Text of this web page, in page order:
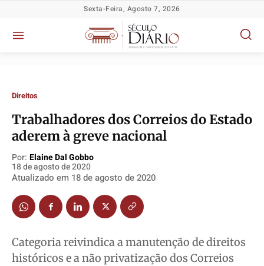
Política
Socioeconômicas
TV Século
Justiça
Segurança
Política
Socioeconômicas
TV Século
Justiça
Segurança
Política
Socioeconômicas
TV Século
Justiça
Segurança
Política
Socioeconômicas
TV Século
Justiça
Segurança
Sexta-Feira, Agosto 7, 2026
Direitos
Trabalhadores dos Correios do Estado
aderem à greve nacional
Por: Elaine Dal Gobbo
18 de agosto de 2020
Atualizado em 18 de agosto de 2020
Categoria reivindica a manutenção de direitos
históricos e a não privatização dos Correios